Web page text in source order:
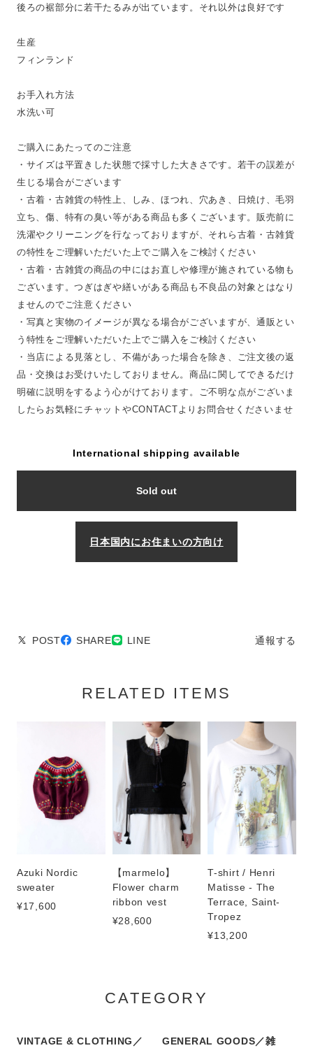
後ろの裾部分に若干たるみが出ています。それ以外は良好です
生産
フィンランド
お手入れ方法
水洗い可
ご購入にあたってのご注意
・サイズは平置きした状態で採寸した大きさです。若干の誤差が
生じる場合がございます
・古着・古雑貨の特性上、しみ、ほつれ、穴あき、日焼け、毛羽
立ち、傷、特有の臭い等がある商品も多くございます。販売前に
洗濯やクリーニングを行なっておりますが、それら古着・古雑貨
の特性をご理解いただいた上でご購入をご検討ください
・古着・古雑貨の商品の中にはお直しや修理が施されている物も
ございます。つぎはぎや繕いがある商品も不良品の対象とはなり
ませんのでご注意ください
・写真と実物のイメージが異なる場合がございますが、通販とい
う特性をご理解いただいた上でご購入をご検討ください
・当店による見落とし、不備があった場合を除き、ご注文後の返
品・交換はお受けいたしておりません。商品に関してできるだけ
明確に説明をするよう心がけております。ご不明な点がございま
したらお気軽にチャットやCONTACTよりお問合せくださいませ
International shipping available
Sold out
日本国内にお住まいの方向け
POST SHARE LINE 通報する
RELATED ITEMS
Azuki Nordic
sweater
¥17,600
【marmelo】
Flower charm
ribbon vest
¥28,600
T-shirt / Henri
Matisse - The
Terrace, Saint-
Tropez
¥13,200
CATEGORY
VINTAGE & CLOTHING／
GENERAL GOODS／雑